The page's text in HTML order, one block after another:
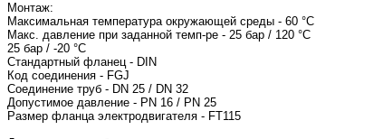
Монтаж:
Максимальная температура окружающей среды - 60 °C
Макс. давление при заданной темп-ре - 25 бар / 120 °C
25 бар / -20 °C
Стандартный фланец - DIN
Код соединения - FGJ
Соединение труб - DN 25 / DN 32
Допустимое давление - PN 16 / PN 25
Размер фланца электродвигателя - FT115